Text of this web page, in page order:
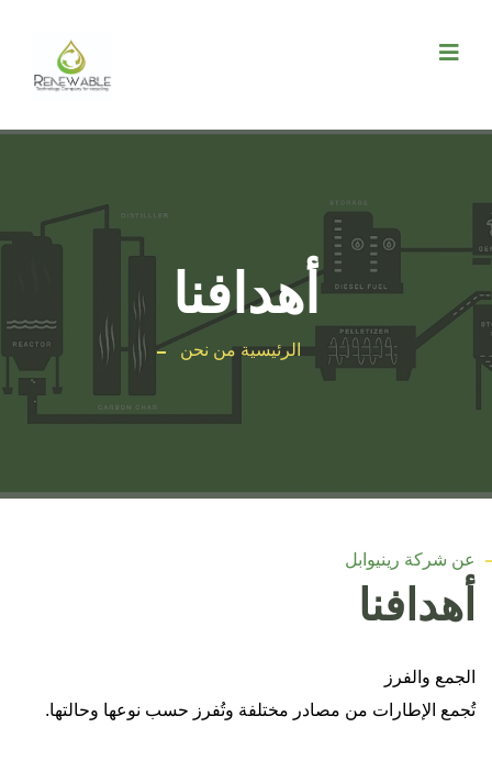
أهدافنا
الرئيسيةمن نحن
عن شركة رينيوابل
أهدافنا
الجمع والفرز
تُجمع الإطارات من مصادر مختلفة وتُفرز حسب نوعها وحالتها.